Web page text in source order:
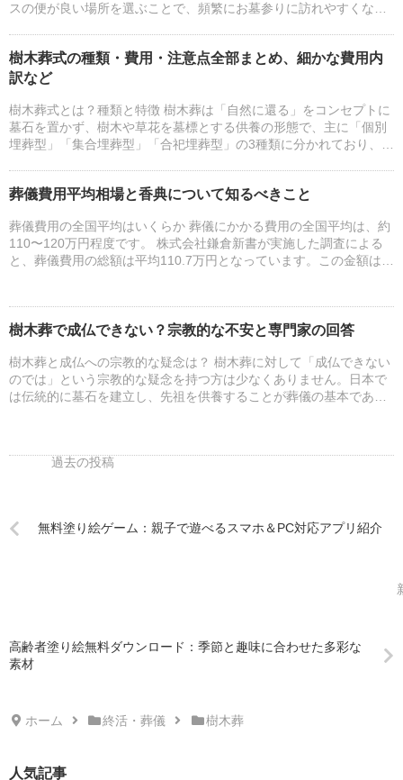
スの便が良い場所を選ぶことで、頻繁にお墓参りに訪れやすくな
樹木葬式の種類・費用・注意点全部まとめ、細かな費用内
訳など
樹木葬式とは？種類と特徴 樹木葬は「自然に還る」をコンセプトに
墓石を置かず、樹木や草花を墓標とする供養の形態で、主に「個別
埋葬型」「集合埋葬型」「合祀埋葬型」の3種類に分かれており、そ
葬儀費用平均相場と香典について知るべきこと
葬儀費用の全国平均はいくらか 葬儀にかかる費用の全国平均は、約
110〜120万円程度です。 株式会社鎌倉新書が実施した調査による
と、葬儀費用の総額は平均110.7万円となっています。この金額は、
樹木葬で成仏できない？宗教的な不安と専門家の回答
樹木葬と成仏への宗教的な疑念は？ 樹木葬に対して「成仏できない
のでは」という宗教的な疑念を持つ方は少なくありません。日本で
は伝統的に墓石を建立し、先祖を供養することが葬儀の基本であ
無料塗り絵ゲーム：親子で遊べるスマホ＆PC対応アプリ紹介
高齢者塗り絵無料ダウンロード：季節と趣味に合わせた多彩な
素材
ホーム 終活・葬儀 樹木葬
人気記事